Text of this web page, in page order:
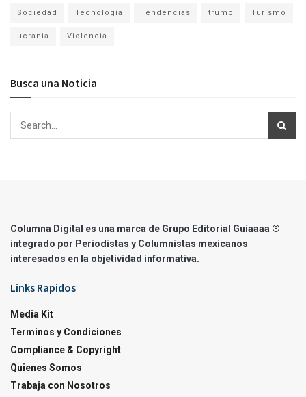
Sociedad Tecnología Tendencias trump Turismo
ucrania Violencia
Busca una Noticia
Columna Digital es una marca de Grupo Editorial Guíaaaa ®
integrado por Periodistas y Columnistas mexicanos
interesados en la objetividad informativa.
Links Rapidos
Media Kit
Terminos y Condiciones
Compliance & Copyright
Quienes Somos
Trabaja con Nosotros